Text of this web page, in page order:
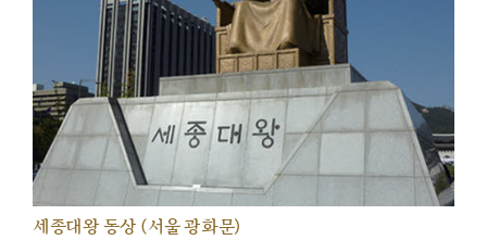
세종대왕 동상 (서울 광화문)